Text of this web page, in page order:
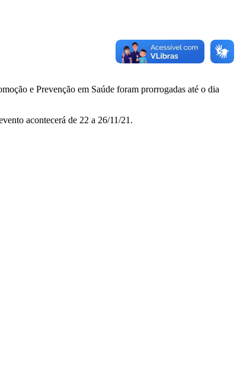
e Prevenção em Saúde foram prorrogadas até o dia
acontecerá de 22 a 26/11/21.